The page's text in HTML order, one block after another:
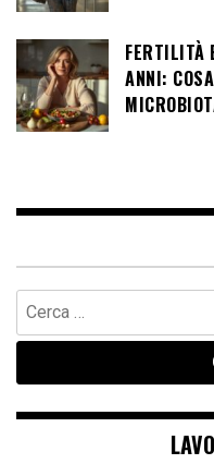
FERTILITÀ
ANNI:
Ricerca
per: